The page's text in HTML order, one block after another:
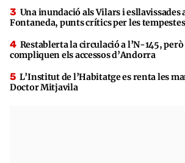
Una inundació als Vilars i esllavissades
Fontaneda, punts crítics per les tempestes
Restablerta la circulació a l’N-145, però
compliquen els accessos d’Andorra
L’Institut de l’Habitatge es renta les
Doctor Mitjavila